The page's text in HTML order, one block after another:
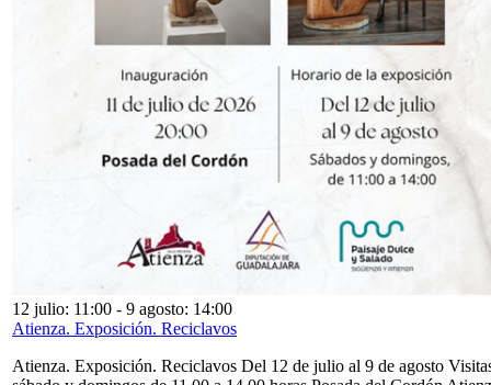
12 julio: 11:00 - 9 agosto: 14:00
Atienza. Exposición. Reciclavos
Atienza. Exposición. Reciclavos Del 12 de julio al 9 de agosto